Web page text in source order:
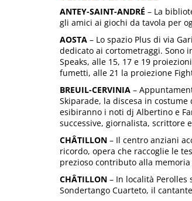
ANTEY-SAINT-ANDRÉ – La
gli amici ai giochi da tavola per
AOSTA – Lo spazio Plus di via
dedicato ai cortometraggi. Sono
Speaks, alle 15, 17 e 19
fumetti, alle 21 la proiezione
BREUIL-CERVINIA –
Skiparade, la discesa in
esibiranno i noti dj Albertino e
successive, giornalista, scrittore
CHÂTILLON – Il centro anziani
ricordo, opera che raccoglie le
prezioso contributo alla memoria
CHÂTILLON – In località
Sondertango Cuarteto, il